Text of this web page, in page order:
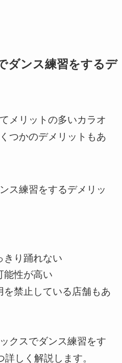
ダンス練習をするデ
メリットの多いカラオ
つかのデメリットもあ
ス練習をするデメリッ
きり踊れない
能性が高い
を禁止している店舗もあ
クスでダンス練習をす
しく解説します。